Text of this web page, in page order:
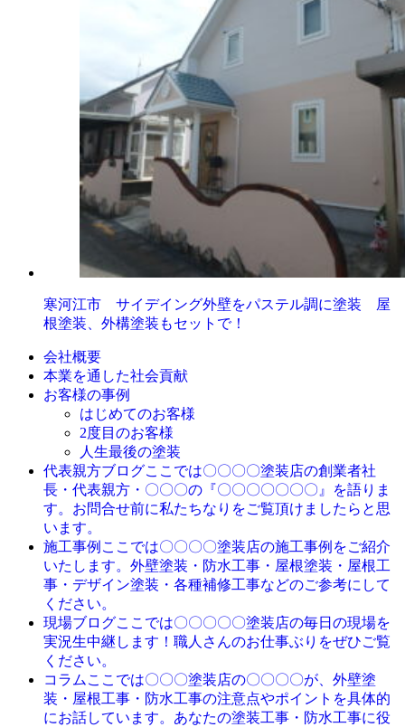
寒河江市 サイデイング外壁をパステル調に塗装 屋
根塗装、外構塗装もセットで！
会社概要
本業を通した社会貢献
お客様の事例
はじめてのお客様
2度目のお客様
人生最後の塗装
代表親方ブログここでは〇〇〇〇塗装店の創業者社
長・代表親方・〇〇〇の『〇〇〇〇〇〇〇』を語りま
す。お問合せ前に私たちなりをご覧頂けましたらと思
います。
施工事例 ここでは〇〇〇〇塗装店の施工事例をご紹介
いたします。外壁塗装・防水工事・屋根塗装・屋根工
事・デザイン塗装・各種補修工事などのご参考にして
ください。
現場ブログここでは〇〇〇〇〇塗装店の毎日の現場を
実況生中継します！職人さんのお仕事ぶりをぜひご覧
ください。
コラム ここでは〇〇〇塗装店の〇〇〇〇が、外壁塗
装・屋根工事・防水工事の注意点やポイントを具体的
にお話しています。あなたの塗装工事・防水工事に役